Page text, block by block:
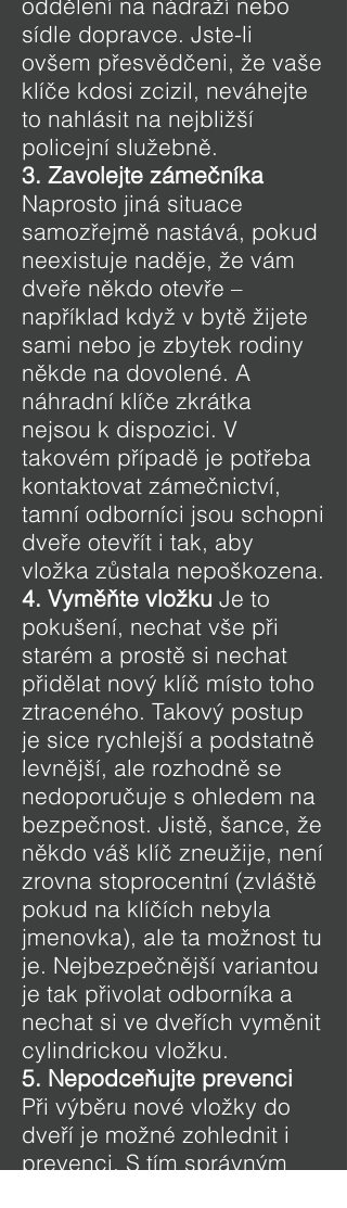
sídle dopravce. Jste-li
ovšem přesvědčeni, že vaše
klíče kdosi zcizil, neváhejte
to nahlásit na nejbližší
policejní služebně.
3. Zavolejte zámečníka
Naprosto jiná situace
samozřejmě nastává, pokud
neexistuje naděje, že vám
dveře někdo otevře –
například když v bytě žijete
sami nebo je zbytek rodiny
někde na dovolené. A
náhradní klíče zkrátka
nejsou k dispozici. V
takovém případě je potřeba
kontaktovat zámečnictví,
tamní odborníci jsou schopni
dveře otevřít i tak, aby
vložka zůstala nepoškozena.
4. Vyměňte vložku Je to
pokušení, nechat vše při
starém a prostě si nechat
přidělat nový klíč místo toho
ztraceného. Takový postup
je sice rychlejší a podstatně
levnější, ale rozhodně se
nedoporučuje s ohledem na
bezpečnost. Jistě, šance, že
někdo váš klíč zneužije, není
zrovna stoprocentní (zvláště
pokud na klíčích nebyla
jmenovka), ale ta možnost tu
je. Nejbezpečnější variantou
je tak přivolat odborníka a
nechat si ve dveřích vyměnit
cylindrickou vložku.
5. Nepodceňujte prevenci
Při výběru nové vložky do
dveří je možné zohlednit i
prevenci. S tím správným